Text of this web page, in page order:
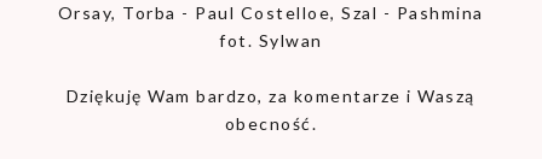
Orsay, Torba - Paul Costelloe, Szal - Pashmina
fot. Sylwan
Dziękuję Wam bardzo, za komentarze i Waszą
obecność.